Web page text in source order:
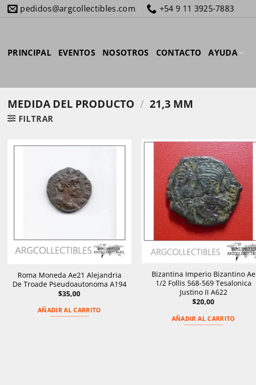
Saltar
al
pedidos@argcollectibles.com +54 9 11 3925-7883
PRINCIPAL EVENTOS NOSOTROS CONTACTO AYUDA
MEDIDA DEL PRODUCTO / 21,3 MM
FILTRAR
Roma Moneda Ae21 Alejandria
De Troade Pseudoautonoma A194
$35,00
AÑADIR AL CARRITO
Bizantina Imperio Bizantino Ae
1/2 Follis 568-569 Tesalonica
Justino II A622
$20,00
AÑADIR AL CARRITO